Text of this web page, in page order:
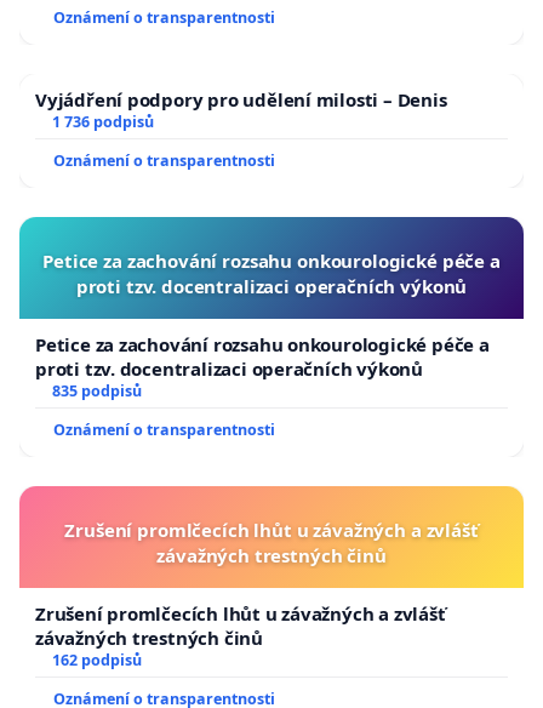
Oznámení o transparentnosti
Vyjádření podpory pro udělení milosti – Denis
1 736 podpisů
Oznámení o transparentnosti
Petice za zachování rozsahu onkourologické péče a
proti tzv. docentralizaci operačních výkonů
Petice za zachování rozsahu onkourologické péče a
proti tzv. docentralizaci operačních výkonů
835 podpisů
Oznámení o transparentnosti
Zrušení promlčecích lhůt u závažných a zvlášť
závažných trestných činů
Zrušení promlčecích lhůt u závažných a zvlášť
závažných trestných činů
162 podpisů
Oznámení o transparentnosti